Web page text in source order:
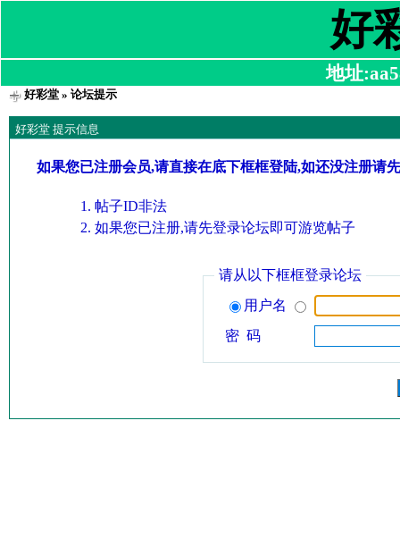
好
地址
好彩堂» 论坛提示
好彩堂 提示信息
如果您已注册会员,请直接在底下框框登陆,如还没注册请
帖子ID非法
如果您已注册,请先登录论坛即可游览帖子
请从以下框框登录论坛
用户名
密 码